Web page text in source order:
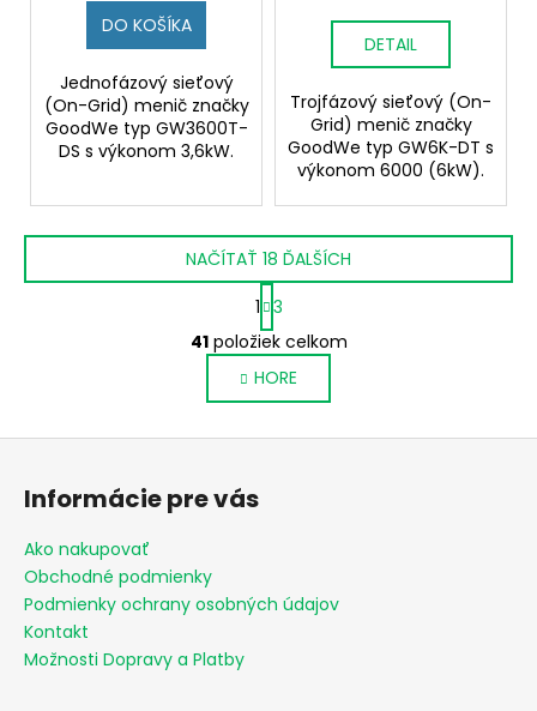
DO KOŠÍKA
Jednofázový sieťový
(On-Grid) menič značky
GoodWe typ GW3600T-
DS s výkonom 3,6kW.
DETAIL
Trojfázový sieťový (On-
Grid) menič značky
GoodWe typ GW6K-DT s
výkonom 6000 (6kW).
O
v
l
á
d
r
v
NAČÍTAŤ 18 ĎALŠÍCH
S
t
r
á
n
k
o
1 3
41položiek celkom
HORE
Informácie pre vás
Ako nakupovať
Obchodné podmienky
Podmienky ochrany osobných údajov
Kontakt
Možnosti Dopravy a Platby